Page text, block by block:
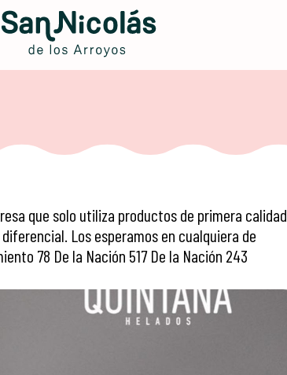
que solo utiliza productos de primera calidad
Los esperamos en cualquiera de
78 De la Nación 517 De la Nación 243